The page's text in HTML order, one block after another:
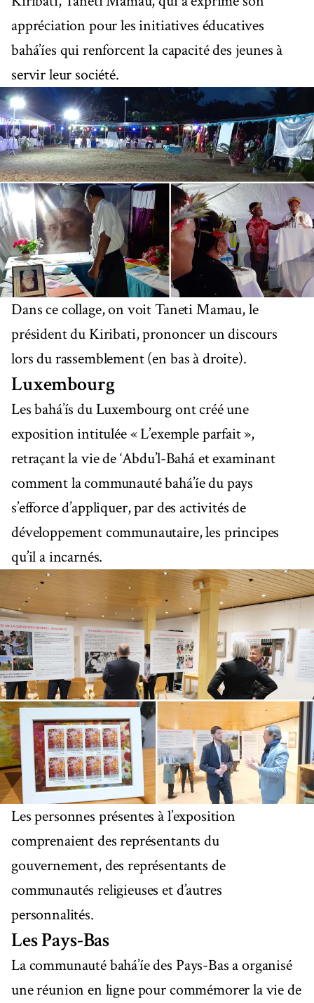
appréciation pour les initiatives éducatives
bahá’íes qui renforcent la capacité des jeunes à
servir leur société.
Dans ce collage, on voit Taneti Mamau, le
président du Kiribati, prononcer un discours
lors du rassemblement (en bas à droite).
Luxembourg
Les bahá’ís du Luxembourg ont créé une
exposition intitulée « L’exemple parfait »,
retraçant la vie de ‘Abdu’l-Bahá et examinant
comment la communauté bahá’íe du pays
s’efforce d’appliquer, par des activités de
développement communautaire, les principes
qu’il a incarnés.
Les personnes présentes à l’exposition
comprenaient des représentants du
gouvernement, des représentants de
communautés religieuses et d’autres
personnalités.
Les Pays-Bas
La communauté bahá’íe des Pays-Bas a organisé
une réunion en ligne pour commémorer la vie de